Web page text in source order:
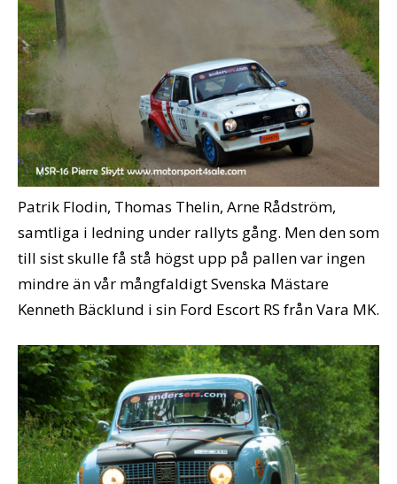
Patrik Flodin, Thomas Thelin, Arne Rådström,
samtliga i ledning under rallyts gång. Men den som
till sist skulle få stå högst upp på pallen var ingen
mindre än vår mångfaldigt Svenska Mästare
Kenneth Bäcklund i sin Ford Escort RS från Vara MK.